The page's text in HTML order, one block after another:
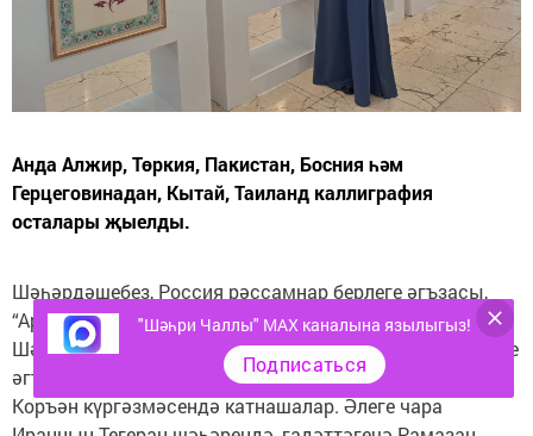
Анда Алжир, Төркия, Пакистан, Босния һәм
Герцеговинадан, Кытай, Таиланд каллиграфия
осталары җыелды.
Шәһәрдәшебез, Россия рәссамнар берлеге әгъзасы,
“Арабеско” сәнгать студиясе җитәкчесе Чулпан
Шәрифуллина һәм Казаннан Россия рәссамнар берлеге
әгъзасы Гөлназ Исмәгыйлева 32нче халыкара Изга
Коръән күргәзмәсендә катнашалар. Әлеге чара
"Шәһри Чаллы" MAX каналына язылыгыз!
Подписаться